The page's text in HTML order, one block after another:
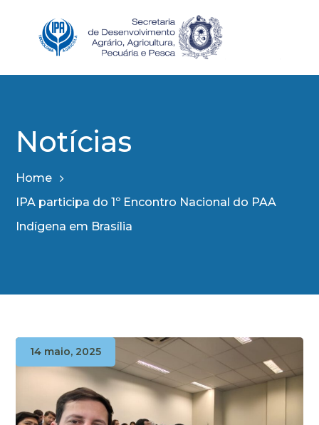
Notícias
Home
IPA participa do 1º Encontro Nacional do PAA
Indígena em Brasília
14 maio, 2025